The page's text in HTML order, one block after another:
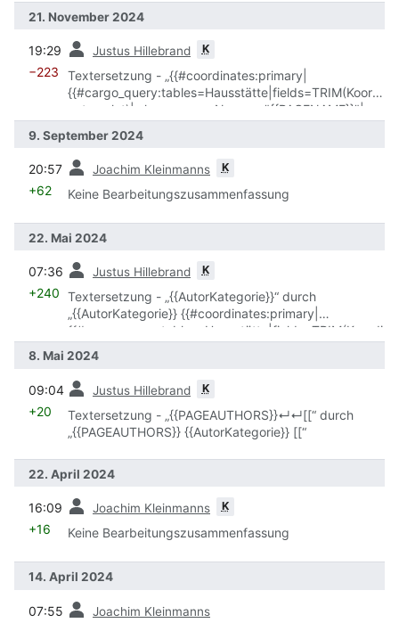
21. November 2024
19:29 Justus Hillebrand K
−223
Textersetzung - „{{#coordinates:primary|
{{#cargo_query:tables=Hausstätte|fields=TRIM(Koordi
naten__lat)|where=_pageName = "{{PAGENAME}}"|no
{{#cargo_query:tables=Hausstätte|fields=TRIM(Koordi
naten__lon)|where=_pageName = "{{PAGENAME}}"|no
html}}}}“ durch „{{Koordinaten}}“
9. September 2024
20:57 Joachim Kleinmanns K
+62 Keine Bearbeitungszusammenfassung
22. Mai 2024
07:36 Justus Hillebrand K
+240 Textersetzung - „{{AutorKategorie}}“ durch
„{{AutorKategorie}} {{#coordinates:primary|
{{#cargo_query:tables=Hausstätte|fields=TRIM(Koordi
html}}|
{{#cargo_query:tables=Hausstätte|fields=TRIM(Koordi
naten__lon)|where=_pageName = "{{PAGENAME}}"|no
html}}}}“
8. Mai 2024
09:04 Justus Hillebrand K
+20
Textersetzung - „{{PAGEAUTHORS}}↵↵[[“ durch
„{{PAGEAUTHORS}} {{AutorKategorie}} [[“
22. April 2024
16:09 Joachim Kleinmanns K
+16 Keine Bearbeitungszusammenfassung
14. April 2024
07:55 Joachim Kleinmanns